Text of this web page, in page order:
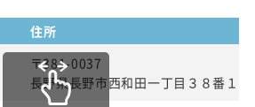
住所
〒381-0037
長野県長野市西和田一丁目３８番１号